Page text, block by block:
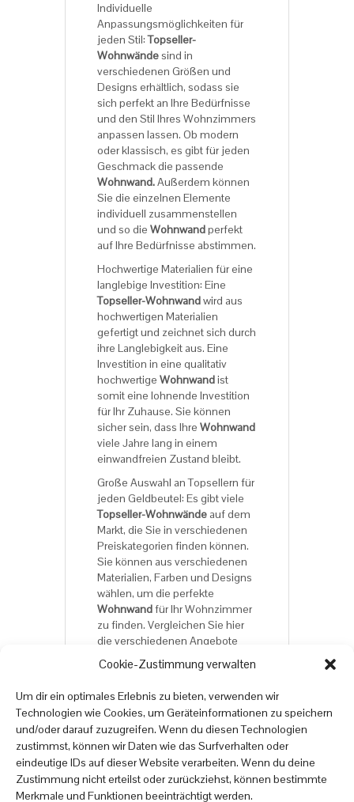
Cookie-Zustimmung verwalten
Um dir ein optimales Erlebnis zu bieten, verwenden wir
Technologien wie Cookies, um Geräteinformationen zu speichern
und/oder darauf zuzugreifen. Wenn du diesen Technologien
zustimmst, können wir Daten wie das Surfverhalten oder
eindeutige IDs auf dieser Website verarbeiten. Wenn du deine
Zustimmung nicht erteilst oder zurückziehst, können bestimmte
Merkmale und Funktionen beeinträchtigt werden.
Individuelle
Anpassungsmöglichkeiten für
jeden Stil:Topseller-
Wohnwändesind in
verschiedenen Größen und
Designs erhältlich, sodass sie
sich perfekt an Ihre Bedürfnisse
und den Stil Ihres Wohnzimmers
anpassen lassen. Ob modern
oder klassisch, es gibt für jeden
Geschmack die passende
Wohnwand.Außerdem können
Sie die einzelnen Elemente
individuell zusammenstellen
und so die Wohnwandperfekt
auf Ihre Bedürfnisse abstimmen.
Hochwertige Materialien für eine
langlebige Investition: Eine
Topseller-Wohnwandwird aus
hochwertigen Materialien
gefertigt und zeichnet sich durch
ihre Langlebigkeit aus. Eine
Investition in eine qualitativ
hochwertige Wohnwandist
somit eine lohnende Investition
für Ihr Zuhause. Sie können
sicher sein, dass Ihre Wohnwand
viele Jahre lang in einem
einwandfreien Zustand bleibt.
Große Auswahl an Topsellern für
jeden Geldbeutel: Es gibt viele
Topseller-Wohnwändeauf dem
Markt, die Sie in verschiedenen
Preiskategorien finden können.
Sie können aus verschiedenen
Materialien, Farben und Designs
wählen, um die perfekte
Wohnwandfür Ihr Wohnzimmer
zu finden. Vergleichen Sie hier
die verschiedenen Angebote
und wählen Sie die
Wohnwand,
die am besten zu Ihren
Viel Spaß beim Online-
Möbelshopping auf
onlinemoebel24.de